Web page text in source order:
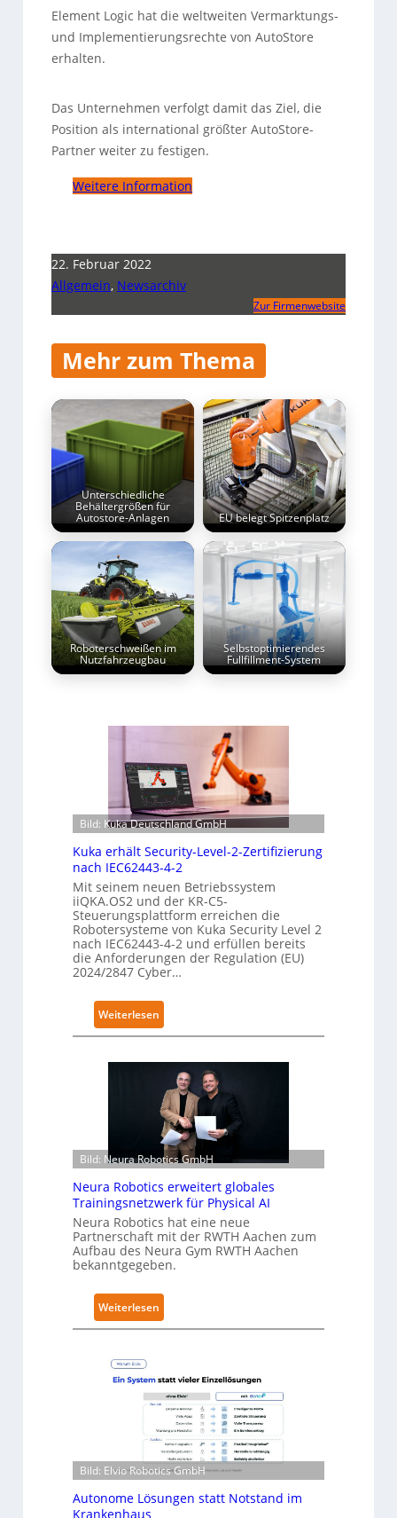
Element Logic hat die weltweiten Vermarktungs-
und Implementierungsrechte von AutoStore
erhalten.
Das Unternehmen verfolgt damit das Ziel, die
Position als international größter AutoStore-
Partner weiter zu festigen.
Weitere Information
22. Februar 2022
Allgemein, Newsarchiv
Zur Firmenwebsite
Mehr zum Thema
Unterschiedliche
Behältergrößen für
Autostore-Anlagen EU belegt Spitzenplatz
Roboterschweißen im
Nutzfahrzeugbau
Selbstoptimierendes
Fullfillment-System
Bild: Kuka Deutschland GmbH
Kuka erhält Security-Level-2-Zertifizierung
nach IEC62443-4-2
Mit seinem neuen Betriebssystem
iiQKA.OS2 und der KR-C5-
Steuerungsplattform erreichen die
Robotersysteme von Kuka Security Level 2
nach IEC62443-4-2 und erfüllen bereits
die Anforderungen der Regulation (EU)
2024/2847 Cyber…
Weiterlesen
K
e
r
h
ä
l
t
S
e
c
u
r
t
L
e
e
l
-
2
Bild: Neura Robotics GmbH
Neura Robotics erweitert globales
Trainingsnetzwerk für Physical AI
Neura Robotics hat eine neue
Partnerschaft mit der RWTH Aachen zum
Aufbau des Neura Gym RWTH Aachen
bekanntgegeben.
Weiterlesen
N
r
a
o
b
o
t
Bild: Elvio Robotics GmbH
Autonome Lösungen statt Notstand im
Krankenhaus